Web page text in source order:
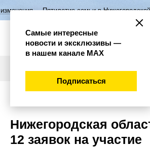
семьи в Нижегородской области
Нижегородская
12 заявок на участие
Самые интересные
новости и эксклюзивы —
в нашем канале МАХ
Подписаться